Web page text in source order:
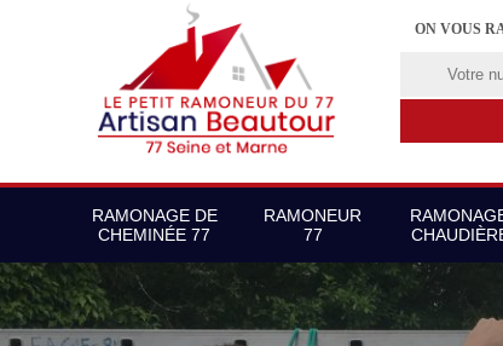
ON VOUS
RAMONAGE DE
CHEMINÉE 77
RAMONEUR
77